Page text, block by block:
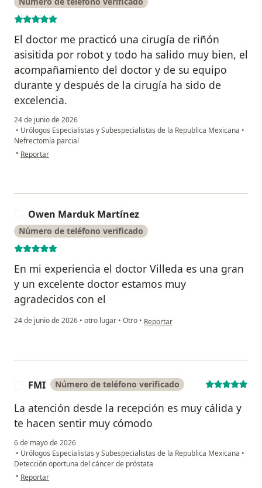
El doctor me practicó una cirugía de riñón
asisitida por robot y todo ha salido muy bien, el
acompañamiento del doctor y de su equipo
durante y después de la cirugía ha sido de
excelencia.
24 de junio de 2026
• Urólogos Especialistas y Subespecialistas de la Republica Mexicana •
Nefrectomía parcial
• en opinión del usuario Alfredo Castillejos
Reportar
Owen Marduk Martínez
Número de teléfono verificado
En mi experiencia el doctor Villeda es una gran
y un excelente doctor estamos muy
agradecidos con el
24 de junio de 2026 • otro lugar • Otro • en opinión del usuario Owen
Reportar
FMI Número de teléfono verificado
La atención desde la recepción es muy cálida y
te hacen sentir muy cómodo
6 de mayo de 2026
• Urólogos Especialistas y Subespecialistas de la Republica Mexicana •
Detección oportuna del cáncer de próstata
• en opinión del usuario FMI
Reportar